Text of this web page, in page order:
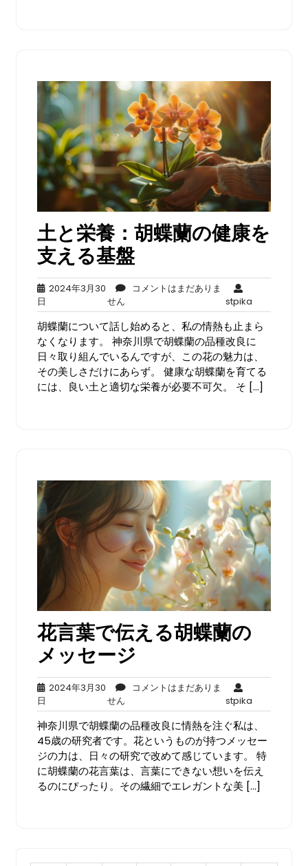
土と栄養：胡蝶蘭の健康を
支える基盤
2024年3月30
日
年
3
月
30
日
コメントはまだありま
せんコ
メ
ン
ト
は
ま
だ
あ
stpika
胡蝶蘭について話し始めると、私の情熱も止まら
なくなります。 神奈川県で胡蝶蘭の品種改良に
日々取り組んでいるんですが、この花の魅力は、
その美しさだけにあらず。 健康な胡蝶蘭を育てる
には、良い土と適切な栄養が必要不可欠。 そ […]
花言葉で伝える胡蝶蘭の
メッセージ
2024年3月30
日
年
3
月
30
日
コメントはまだありま
せんコ
メ
ン
は
ま
だ
あ
stpika
神奈川県で胡蝶蘭の品種改良に情熱を注ぐ私は、
45歳の研究者です。花というものが持つメッセー
ジの力は、日々の研究で改めて感じています。 特
に胡蝶蘭の花言葉は、言葉にできない想いを伝え
るのにぴったり。その繊細でエレガントな美 […]